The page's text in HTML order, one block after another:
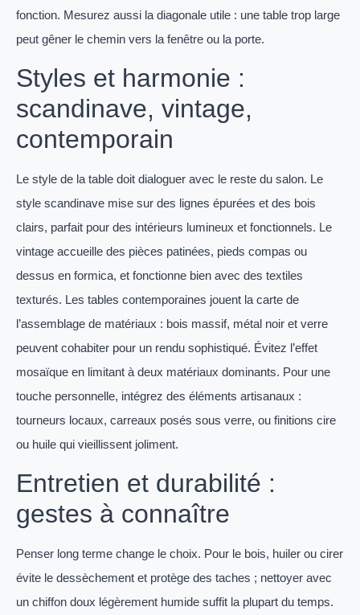
fonction. Mesurez aussi la diagonale utile : une table trop large
peut gêner le chemin vers la fenêtre ou la porte.
Styles et harmonie :
scandinave, vintage,
contemporain
Le style de la table doit dialoguer avec le reste du salon. Le
style scandinave mise sur des lignes épurées et des bois
clairs, parfait pour des intérieurs lumineux et fonctionnels. Le
vintage accueille des pièces patinées, pieds compas ou
dessus en formica, et fonctionne bien avec des textiles
texturés. Les tables contemporaines jouent la carte de
l’assemblage de matériaux : bois massif, métal noir et verre
peuvent cohabiter pour un rendu sophistiqué. Évitez l’effet
mosaïque en limitant à deux matériaux dominants. Pour une
touche personnelle, intégrez des éléments artisanaux :
tourneurs locaux, carreaux posés sous verre, ou finitions cire
ou huile qui vieillissent joliment.
Entretien et durabilité :
gestes à connaître
Penser long terme change le choix. Pour le bois, huiler ou cirer
évite le dessèchement et protège des taches ; nettoyer avec
un chiffon doux légèrement humide suffit la plupart du temps.